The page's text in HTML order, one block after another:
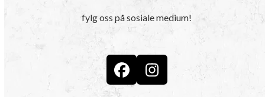
fylg oss på sosiale medium!
FacebookInstagram